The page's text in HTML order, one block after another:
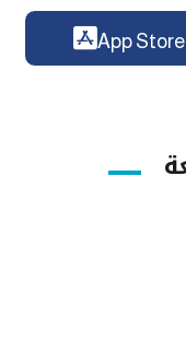
App Store